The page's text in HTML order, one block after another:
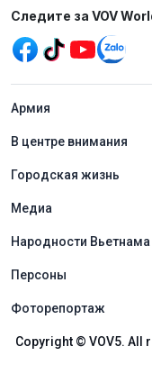
Mạng xã hội
Следите за VOV
menu footer
Aрмия
В центре внимания
Городская жизнь
Медиа
Народности Вьетнама
Персоны
Фоторепортаж
Copyright © VOV5. All